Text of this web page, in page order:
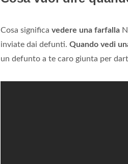
Cosa significa vedere una farfalla
inviate dai defunti. Quando vedi
un defunto a te caro giunta per